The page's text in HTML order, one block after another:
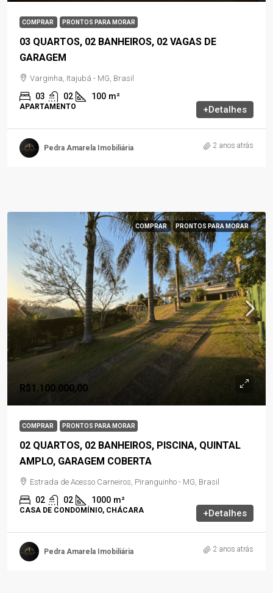
COMPRAR PRONTOS PARA MORAR
03 QUARTOS, 02 BANHEIROS, 02 VAGAS DE
GARAGEM
Varginha, Itajubá - MG, Brasil
03 02 100 m²
APARTAMENTO +Detalhes
Pedra Amarela Imobiliária 2 anos atrás
COMPRAR PRONTOS PARA MORAR
R$1.100.000,00
COMPRAR PRONTOS PARA MORAR
02 QUARTOS, 02 BANHEIROS, PISCINA, QUINTAL
AMPLO, GARAGEM COBERTA
Estrada de Acesso Carneiros, Piranguinho - MG, Brasil
02 02 1000 m²
CASA DE CONDOMÍNIO, CHÁCARA +Detalhes
Pedra Amarela Imobiliária 2 anos atrás